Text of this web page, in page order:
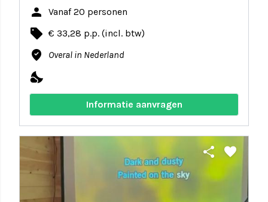
person Vanaf 20 personen
local_offer € 33,28 p.p. (incl. btw)
where_to_vote Overal in Nederland
nights_stay
Informatie aanvragen
share favorite